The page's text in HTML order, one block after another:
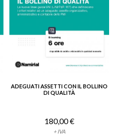
VEDI DETTAGLIO
ADEGUATI ASSETTI CON IL BOLLINO
DI QUALITÀ
180,00 €
+ IVA